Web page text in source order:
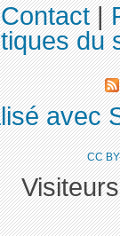
Contact|
du
avec
CC